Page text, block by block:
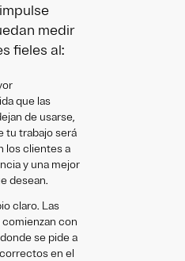
medir
fieles al:
que las
de usarse,
tu trabajo será
los clientes a
y una mejor
desean.
claro. Las
con
se pide a
en el